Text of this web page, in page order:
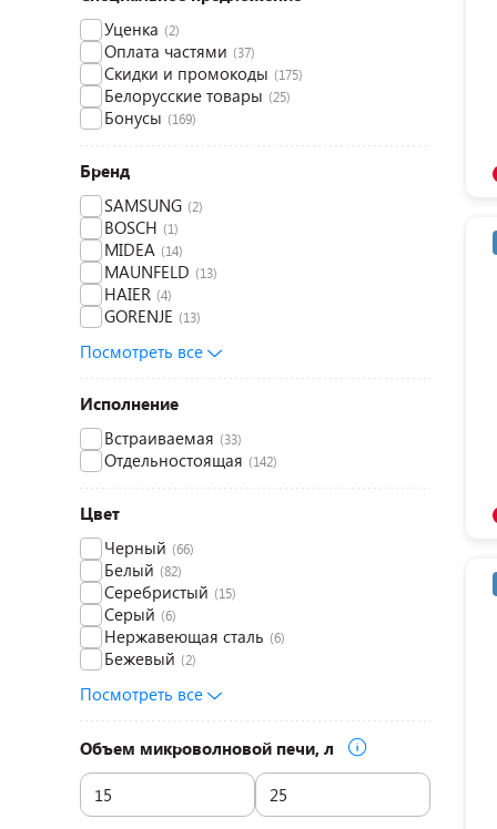
Уценка (2)
Оплата частями (37)
Скидки и промокоды (175)
Белорусские товары (25)
Бонусы (169)
Бренд
SAMSUNG (2)
BOSCH (1)
MIDEA (14)
MAUNFELD (13)
HAIER (4)
GORENJE (13)
Посмотреть все
Исполнение
Встраиваемая (33)
Отдельностоящая (142)
Цвет
Черный (66)
Белый (82)
Серебристый (15)
Серый (6)
Нержавеющая сталь (6)
Бежевый (2)
Посмотреть все
Объем микроволновой печи, л